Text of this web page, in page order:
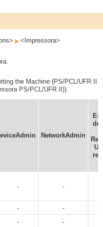
<Impressora>
the Machine (PS/PCL/UFR II
PS/PCL/UFR II)).
NetworkAdmin
Es
UI
- -
- -
- -